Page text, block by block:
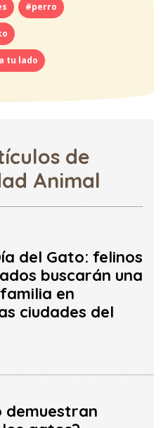
#perro
tu lado
de
Animal
del Gato: felinos
buscarán una
en
ciudades del
demuestran